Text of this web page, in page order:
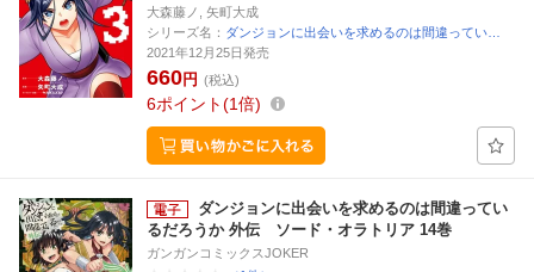
大森藤ノ, 矢町大成
シリーズ名： ダンジョンに出会いを求めるのは間違ってい…
2021年12月25日発売
660円 (税込)
6ポイント 1倍
ダンジョンに出会いを求めるのは間違ってい
るだろうか 外伝 ソード・オラトリア 14巻
ガンガンコミックスJOKER